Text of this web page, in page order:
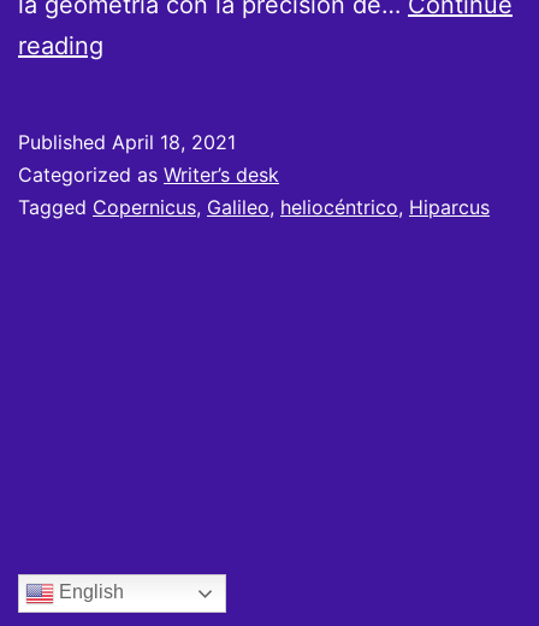
reading
Published April 18, 2021
Categorized as Writer’s desk
Tagged Copernicus, Galileo, heliocéntrico, Hiparcus
English